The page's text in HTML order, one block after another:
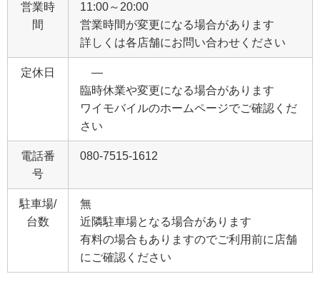
営業時
間
11:00～20:00
営業時間が変更になる場合があります
詳しくは各店舗にお問い合わせください
定休日
―
臨時休業や変更になる場合があります
ワイモバイルのホームページでご確認くだ
さい
電話番
号
080-7515-1612
駐車場/
台数
無
近隣駐車場となる場合があります
有料の場合もありますのでご利用前に店舗
にご確認ください